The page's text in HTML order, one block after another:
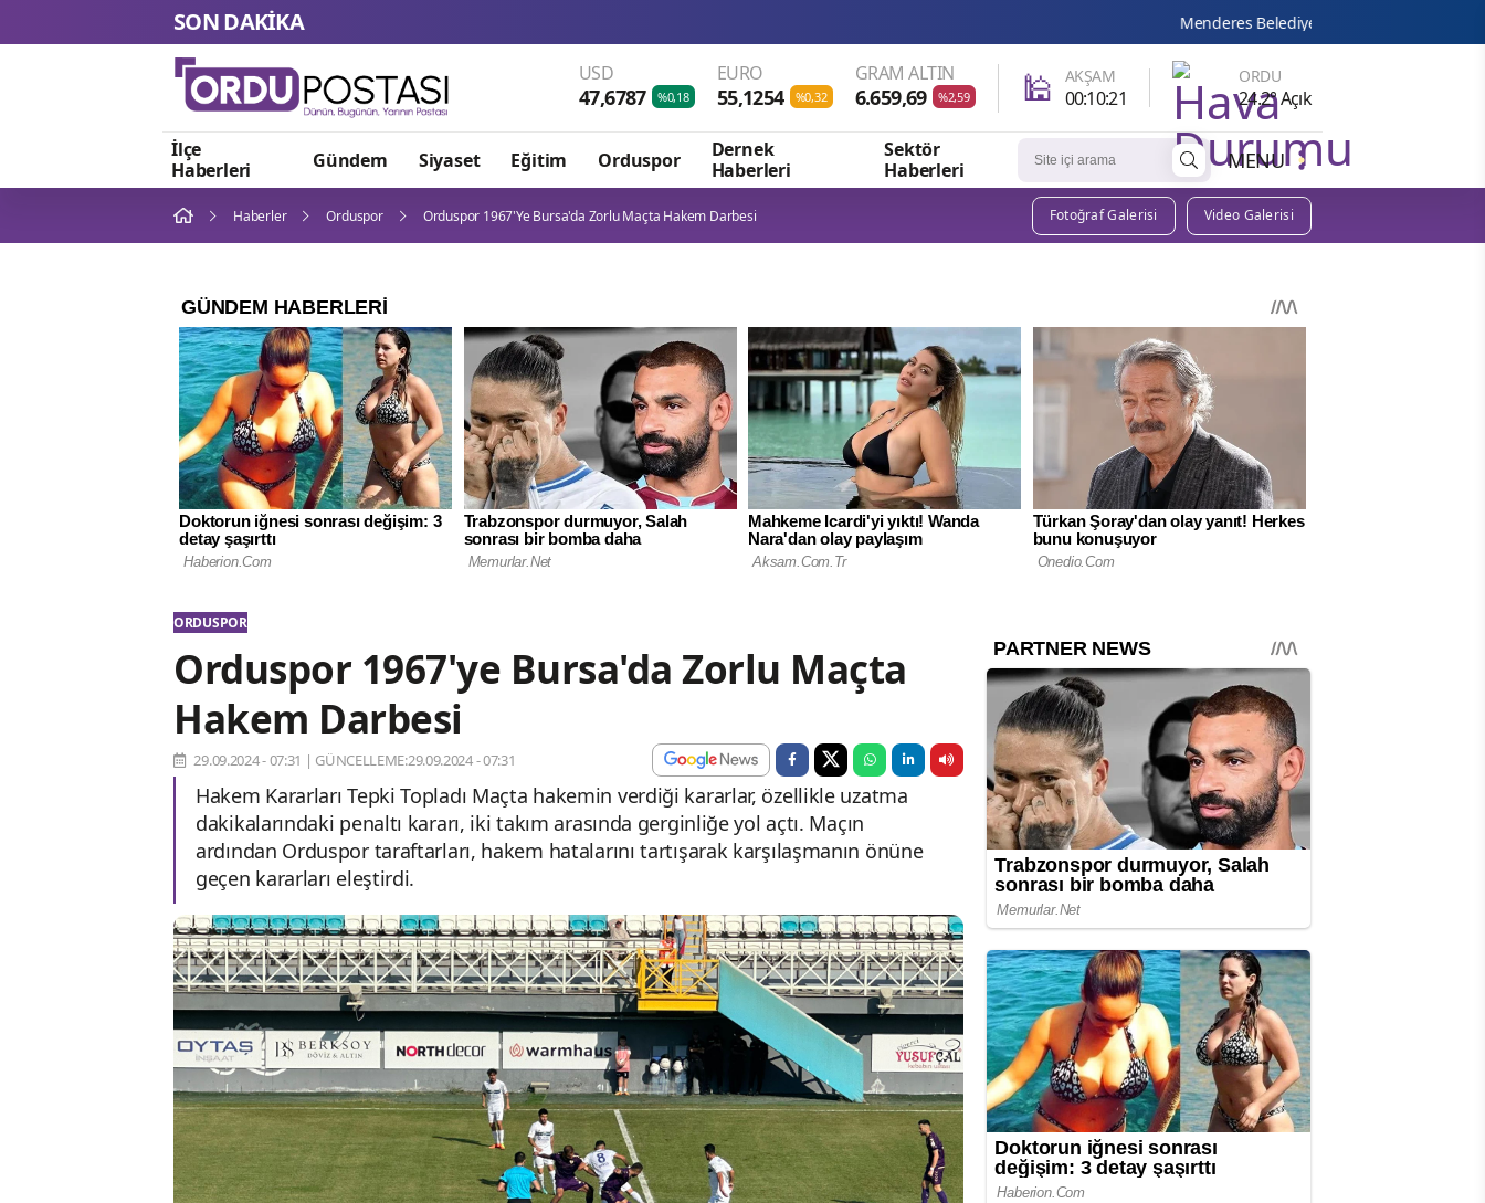
SON DAKİKA Menderes Belediye Başkanı Çiçek görevden uzaklaştırıldı
USD
47,6787 %0,18
EURO
55,1254 %0,32
GRAM ALTIN
6.659,69 %2,59 🕌 AKŞAM
00:10:20
ORDU
24.2° Açık
İlçe
Haberleri
Gündem Siyaset Eğitim Orduspor
Dernek
Haberleri
Sektör
Haberleri
MENU
Haberler Orduspor Orduspor 1967'ye Bursa'da Zorlu Maçta Hakem Darbesi Fotoğraf Galerisi Video Galerisi
ORDUSPOR
Orduspor 1967'ye Bursa'da Zorlu Maçta
Hakem Darbesi
29.09.2024 - 07:31 | GÜNCELLEME:29.09.2024 - 07:31
Hakem Kararları Tepki Topladı Maçta hakemin verdiği kararlar, özellikle uzatma
dakikalarındaki penaltı kararı, iki takım arasında gerginliğe yol açtı. Maçın
ardından Orduspor taraftarları, hakem hatalarını tartışarak karşılaşmanın önüne
geçen kararları eleştirdi.